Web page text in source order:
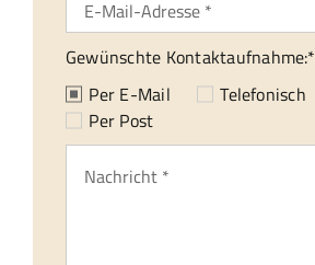
Gewünschte Kontaktaufnahme:*
Per E-Mail
Telefonisch
Per Post